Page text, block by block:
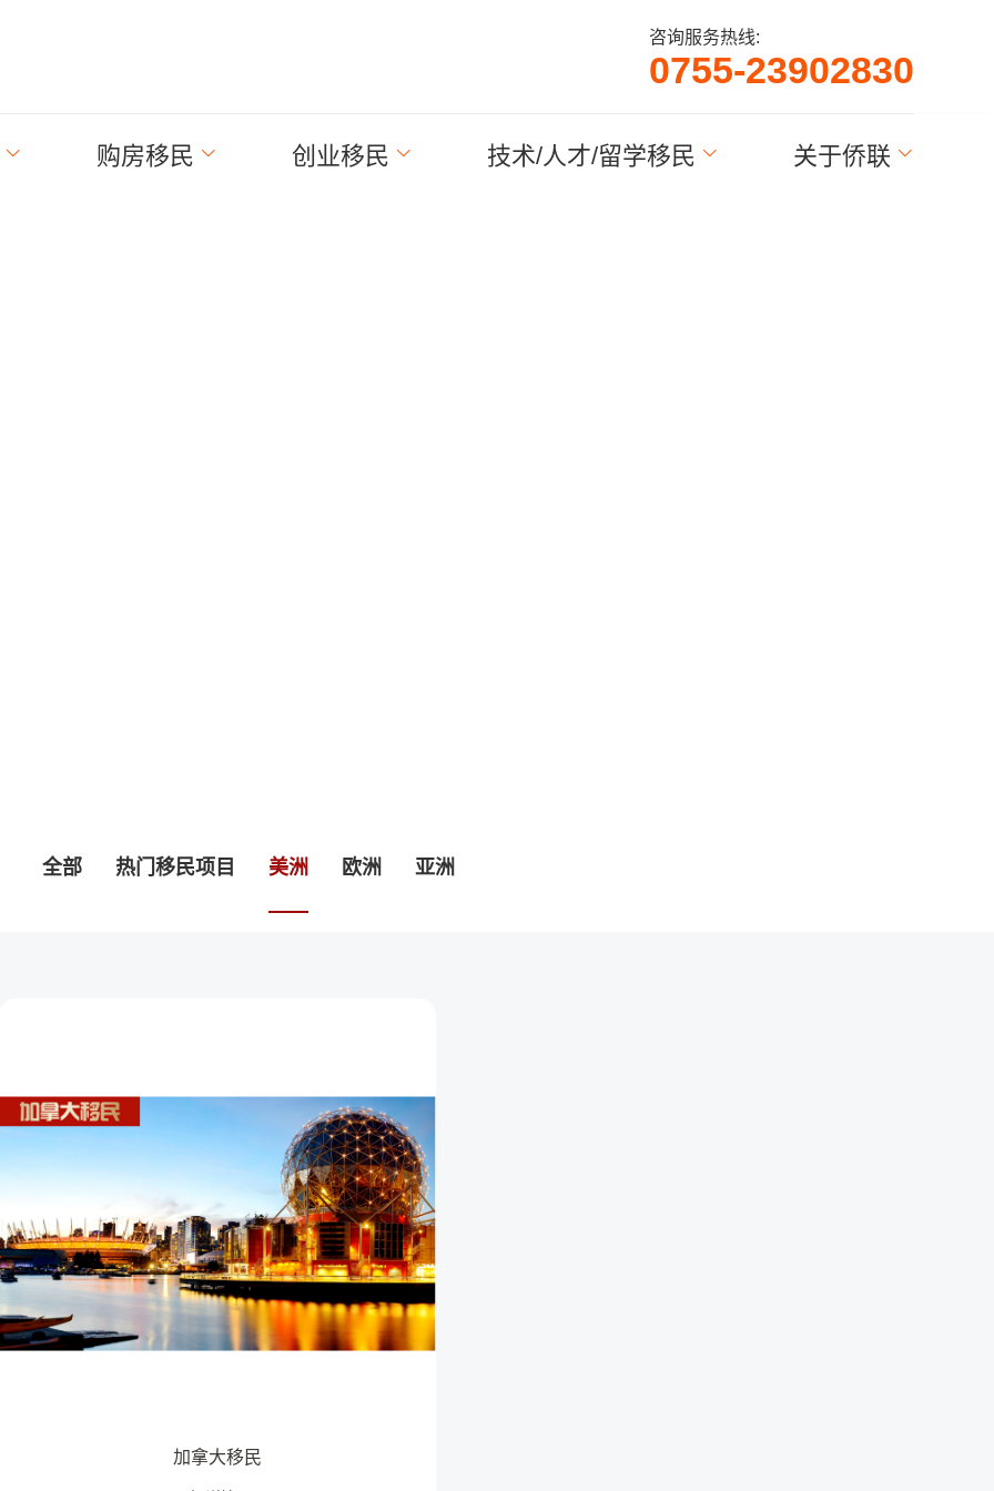
咨询服务热线:
0755-23902830
购房移民 创业移民 技术/人才/留学移民 关于侨联
全部 热门移民项目 美洲 欧洲 亚洲
加拿大移民